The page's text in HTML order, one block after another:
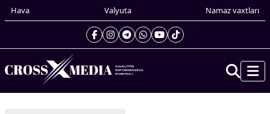
Hava Valyuta Namaz vaxtları